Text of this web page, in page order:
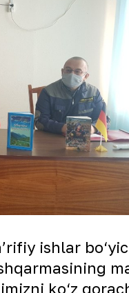
ishlar
ko‘z